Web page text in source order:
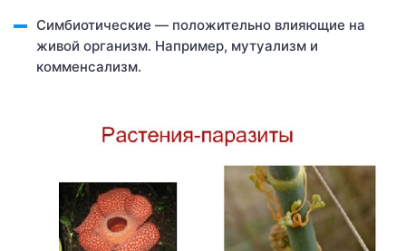
Симбиотические — положительно влияющие на
живой организм. Например, мутуализм и
комменсализм.